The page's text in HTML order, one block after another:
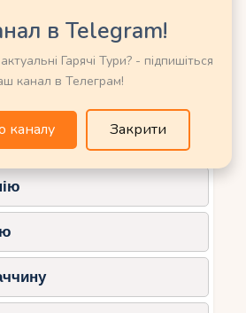
розклад годівлі
видовище.
Шагала, Ніцца
дітьми цей музей
інтерактивні екскурсії, які
захоплюючим і доступним.
розклад занять
відпочинку
в Telegram!
Гарячі Тури? - підпишіться
канал в Телеграм!
каналу Закрити